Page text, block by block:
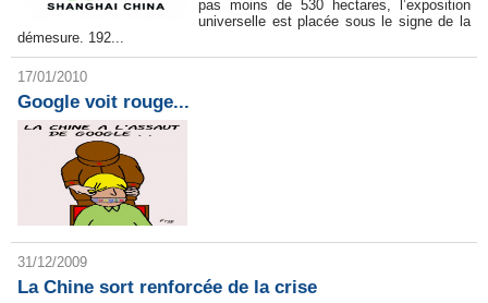
pas moins de 530 hectares, l’exposition
universelle est placée sous le signe de la
démesure. 192...
17/01/2010
Google voit rouge...
31/12/2009
La Chine sort renforcée de la crise